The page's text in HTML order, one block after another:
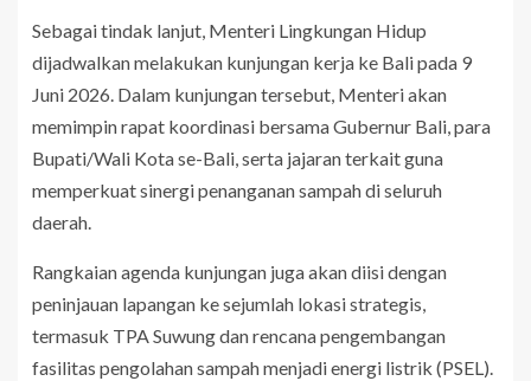
Sebagai tindak lanjut, Menteri Lingkungan Hidup
dijadwalkan melakukan kunjungan kerja ke Bali pada 9
Juni 2026. Dalam kunjungan tersebut, Menteri akan
memimpin rapat koordinasi bersama Gubernur Bali, para
Bupati/Wali Kota se-Bali, serta jajaran terkait guna
memperkuat sinergi penanganan sampah di seluruh
daerah.
Rangkaian agenda kunjungan juga akan diisi dengan
peninjauan lapangan ke sejumlah lokasi strategis,
termasuk TPA Suwung dan rencana pengembangan
fasilitas pengolahan sampah menjadi energi listrik (PSEL).